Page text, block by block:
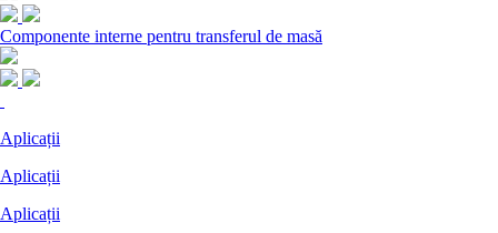
Componente interne pentru transferul de masă
Aplicații
Aplicații
Aplicații